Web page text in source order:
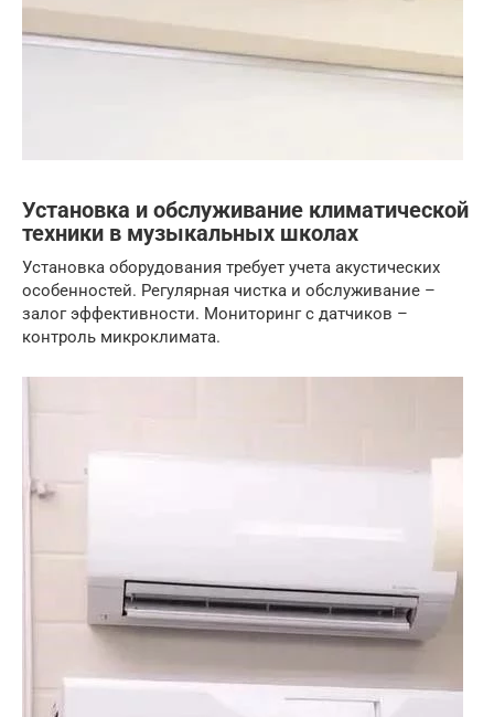
Установка и обслуживание климатической
техники в музыкальных школах
Установка оборудования требует учета акустических
особенностей. Регулярная чистка и обслуживание –
залог эффективности. Мониторинг с датчиков –
контроль микроклимата.